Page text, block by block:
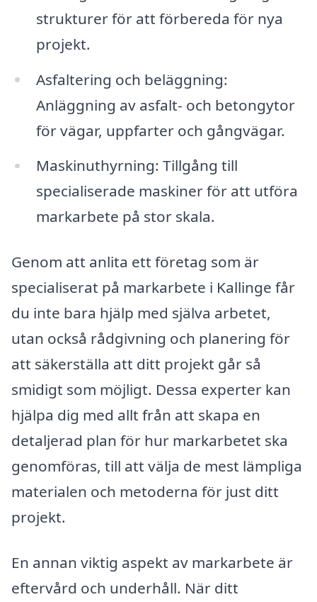
strukturer för att förbereda för nya
projekt.
Asfaltering och beläggning:
Anläggning av asfalt- och betongytor
för vägar, uppfarter och gångvägar.
Maskinuthyrning: Tillgång till
specialiserade maskiner för att utföra
markarbete på stor skala.
Genom att anlita ett företag som är
specialiserat på markarbete i Kallinge får
du inte bara hjälp med själva arbetet,
utan också rådgivning och planering för
att säkerställa att ditt projekt går så
smidigt som möjligt. Dessa experter kan
hjälpa dig med allt från att skapa en
detaljerad plan för hur markarbetet ska
genomföras, till att välja de mest lämpliga
materialen och metoderna för just ditt
projekt.
En annan viktig aspekt av markarbete är
eftervård och underhåll. När ditt